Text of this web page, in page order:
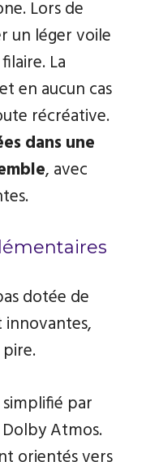
Lors de
un léger voile
La
en aucun cas
récréative.
dans une
, avec
dotée de
par
Atmos.